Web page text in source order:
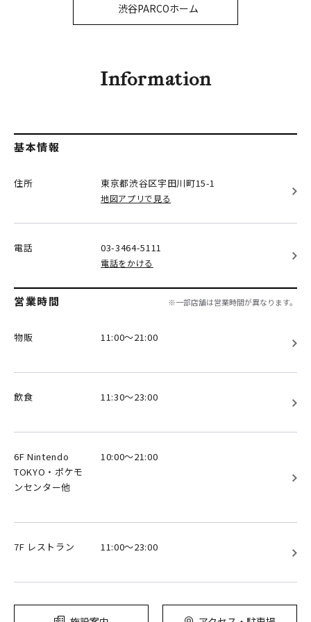
渋谷PARCOホーム
Information
基本情報
住所 東京都渋谷区宇田川町15-1
地図アプリで見る
電話 03-3464-5111
電話をかける
営業時間 ※一部店舗は営業時間が異なります。
物販 11:00～21:00
飲食 11:30～23:00
6F Nintendo
TOKYO・ポケモ
ンセンター他
10:00～21:00
7F レストラン 11:00～23:00